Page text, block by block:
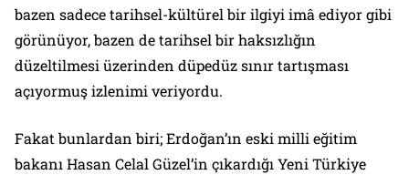
bazen sadece tarihsel-kültürel bir ilgiyi imâ ediyor gibi
görünüyor, bazen de tarihsel bir haksızlığın
düzeltilmesi üzerinden düpedüz sınır tartışması
açıyormuş izlenimi veriyordu.
Fakat bunlardan biri; Erdoğan’ın eski milli eğitim
bakanı Hasan Celal Güzel’in çıkardığı Yeni Türkiye